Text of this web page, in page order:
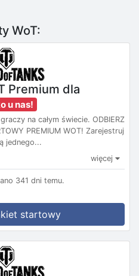
WoT:
Premium dla
u nas!
na całym świecie. ODBIERZ
PREMIUM WOT! Zarejestruj
jednego...
więcej
341 dni temu.
startowy